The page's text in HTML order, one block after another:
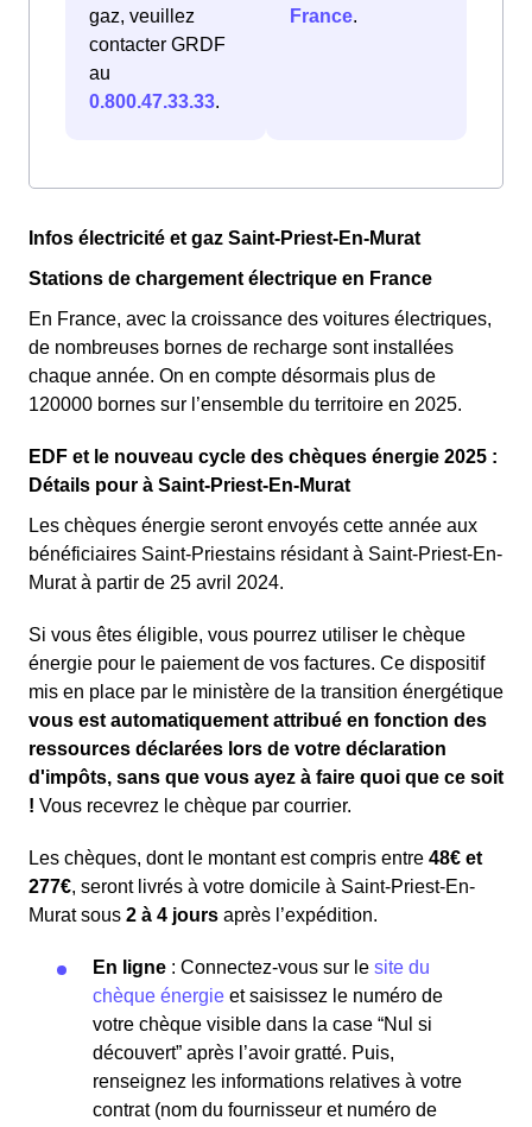
gaz, veuillez
contacter GRDF
au
0.800.47.33.33.
France.
Infos électricité et gaz Saint-Priest-En-Murat
Stations de chargement électrique en France
En France, avec la croissance des voitures électriques,
de nombreuses bornes de recharge sont installées
chaque année. On en compte désormais plus de
120000 bornes sur l’ensemble du territoire en 2025.
EDF et le nouveau cycle des chèques énergie 2025 :
Détails pour à Saint-Priest-En-Murat
Les chèques énergie seront envoyés cette année aux
bénéficiaires Saint-Priestains résidant à Saint-Priest-En-
Murat à partir de 25 avril 2024.
Si vous êtes éligible, vous pourrez utiliser le chèque
énergie pour le paiement de vos factures. Ce dispositif
mis en place par le ministère de la transition énergétique
vous est automatiquement attribué en fonction des
ressources déclarées lors de votre déclaration
d'impôts, sans que vous ayez à faire quoi que ce soit
! Vous recevrez le chèque par courrier.
Les chèques, dont le montant est compris entre 48€ et
277€, seront livrés à votre domicile à Saint-Priest-En-
Murat sous 2 à 4 jours après l’expédition.
En ligne : Connectez-vous sur le site du
chèque énergie et saisissez le numéro de
votre chèque visible dans la case “Nul si
découvert” après l’avoir gratté. Puis,
renseignez les informations relatives à votre
contrat (nom du fournisseur et numéro de